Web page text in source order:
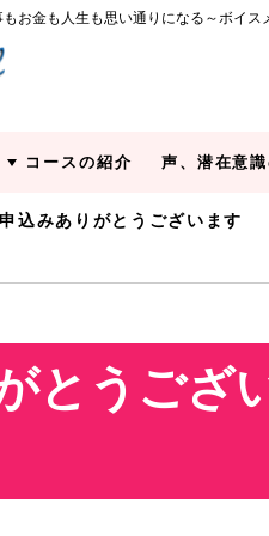
お金も人生も思い通りになる～ボイス
コースの紹介 声、潜在意
込みありがとうございます
とうござ